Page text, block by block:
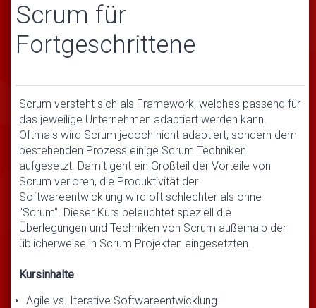
Scrum für
Fortgeschrittene
Scrum versteht sich als Framework, welches passend für
das jeweilige Unternehmen adaptiert werden kann.
Oftmals wird Scrum jedoch nicht adaptiert, sondern dem
bestehenden Prozess einige Scrum Techniken
aufgesetzt. Damit geht ein Großteil der Vorteile von
Scrum verloren, die Produktivität der
Softwareentwicklung wird oft schlechter als ohne
"Scrum". Dieser Kurs beleuchtet speziell die
Überlegungen und Techniken von Scrum außerhalb der
üblicherweise in Scrum Projekten eingesetzten.
Kursinhalte
Agile vs. Iterative Softwareentwicklung